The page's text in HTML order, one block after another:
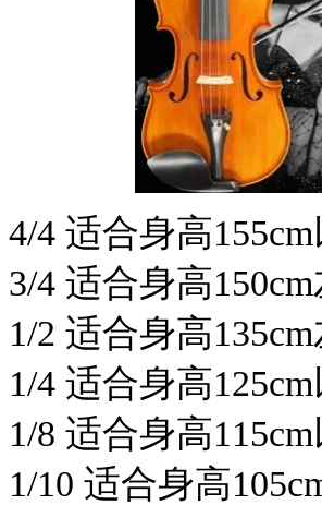
4/4 适合身高155cm
3/4 适合身高
1/2 适合身高
1/4 适合身高
1/8 适合身高
1/10 适合身高